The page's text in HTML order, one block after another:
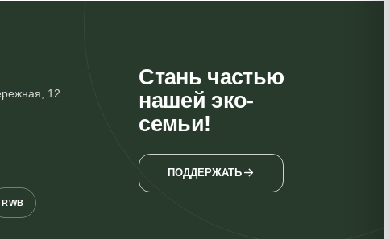
12
RWB
Стань частью
нашей эко-
семьи!
ПОДДЕРЖАТЬ